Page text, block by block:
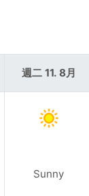
週二 11. 8月
Sunny